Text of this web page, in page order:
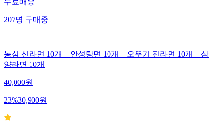
무료배송
207명구매중
농심 신라면 10개 + 안성탕면 10개 + 오뚜기 진라면 10개 + 삼
양라면 10개
40,000원
23%30,900원